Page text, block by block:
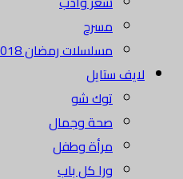
مسرح
مسلسلات رمضان 2018
لايف ستايل
توك شو
صحة وجمال
مرأة وطفل
ورا كل باب